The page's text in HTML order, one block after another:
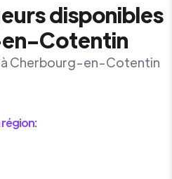
disponibles
Cotentin
à Cherbourg-en-Cotentin
région: